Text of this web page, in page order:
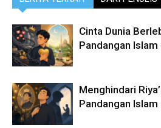
Cinta Dunia
Pandangan
Menghindari
Pandangan